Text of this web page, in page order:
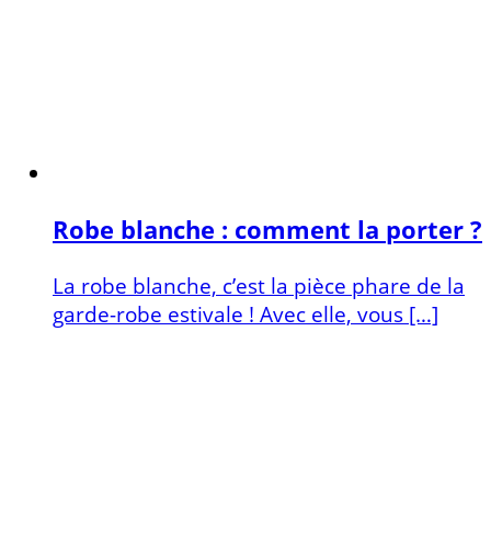
Robe blanche : comment la porter ?
La robe blanche, c’est la pièce phare de la
garde-robe estivale ! Avec elle, vous […]